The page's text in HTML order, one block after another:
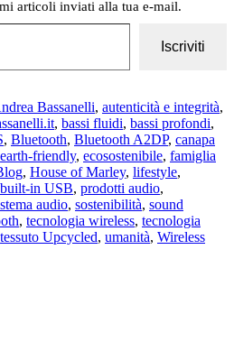
articoli inviati alla tua e-mail.
Iscriviti
Bassanelli, autenticità e integrità,
, bassi fluidi, bassi profondi,
, Bluetooth, Bluetooth A2DP, canapa
earth-friendly, ecosostenibile, famiglia
, House of Marley, lifestyle,
in USB, prodotti audio,
audio, sostenibilità, sound
, tecnologia wireless, tecnologia
tessuto Upcycled, umanità, Wireless